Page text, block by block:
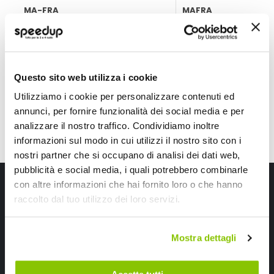
Questo sito web utilizza i cookie
Utilizziamo i cookie per personalizzare contenuti ed
annunci, per fornire funzionalità dei social media e per
analizzare il nostro traffico. Condividiamo inoltre
informazioni sul modo in cui utilizzi il nostro sito con i
nostri partner che si occupano di analisi dei dati web,
pubblicità e social media, i quali potrebbero combinarle
con altre informazioni che hai fornito loro o che hanno
raccolto dal tuo utilizzo dei loro servizi.
Mostra dettagli
MA-FRA
Prezzo
23,75 €
MAFRA
16,80 €
Iscriviti alla newsletter Speedup